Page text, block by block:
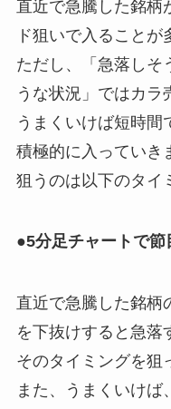
直近で急騰した銘柄
ド狙いで入ることが
ただし、「急落しそ
うな状況」ではカラ
うまくいけば短時間
積極的に入っていき
狙うのは以下のタイ
●5分足チャートで節
直近で急騰した銘柄
を下抜けすると急落
そのタイミングを狙
また、うまくいけば